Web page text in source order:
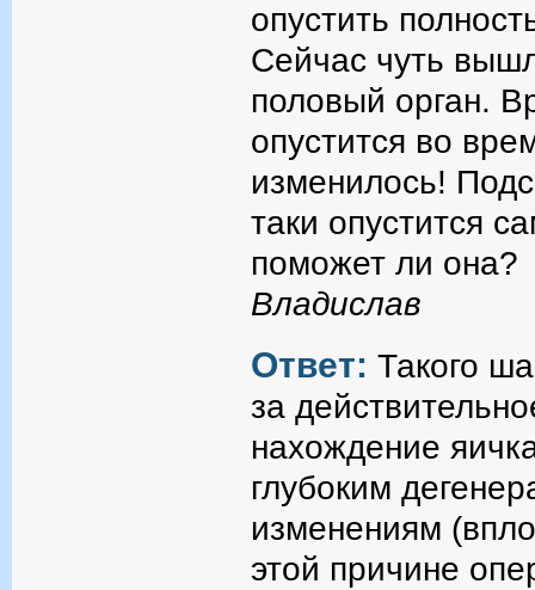
опустить
Сейчас чуть
половый орган.
опустится во
изменилось!
таки опустится
поможет ли она?
Владислав
Ответ: Такого
за
нахождение
глубоким
изменениям
этой причине